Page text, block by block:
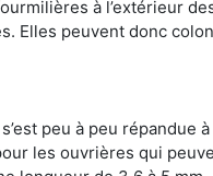
à l’extérieur
Elles peuvent donc
peu à peu
les ouvrières qui